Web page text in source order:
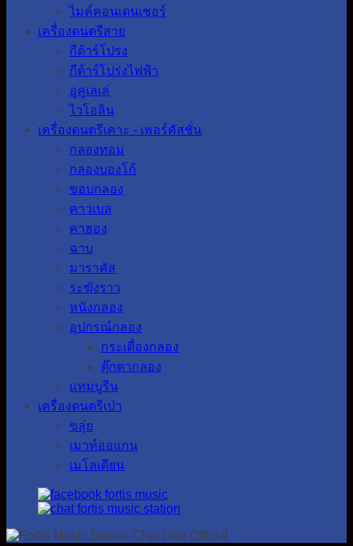
ไมค์คอนเดนเซอร์
เครื่องดนตรีสาย
กีต้าร์โปร่ง
กีต้าร์โปร่งไฟฟ้า
อูคูเลเล่
ไวโอลิน
เครื่องดนตรีเคาะ - เพอร์คัสชั่น
กลองทอม
กลองบองโก้
ขอบกลอง
คาวเบล
คาฮอง
ฉาบ
มาราคัส
ระฆังราว
หนังกลอง
อุปกรณ์กลอง
กระเดื่องกลอง
ตุ๊กตากลอง
แทมบูรีน
เครื่องดนตรีเป่า
ขลุ่ย
เมาท์ออแกน
เมโลเดียน